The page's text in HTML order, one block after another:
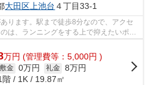
大田区 上池台 ４丁目33-1
ります。駅まで徒歩8分なので、アクセ
は、ランニングをする上で抑えたいポイ
トで...
万円 (管理費等：5,000円 )
敷金 0万円 礼金 8万円
階 / 1K / 19.87㎡